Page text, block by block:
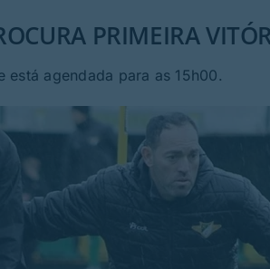
PRIMEIRA
está agendada para as 15h00.